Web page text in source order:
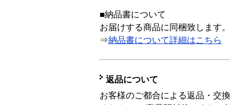
■納品書について
お届けする商品に同梱致します。
⇒納品書について詳細はこちら
返品について
お客様のご都合による返品・交